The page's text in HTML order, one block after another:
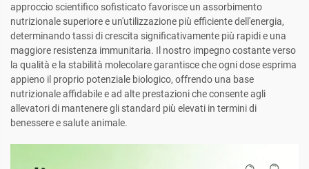
approccio scientifico sofisticato favorisce un assorbimento
nutrizionale superiore e un'utilizzazione più efficiente dell'energia,
determinando tassi di crescita significativamente più rapidi e una
maggiore resistenza immunitaria. Il nostro impegno costante verso
la qualità e la stabilità molecolare garantisce che ogni dose esprima
appieno il proprio potenziale biologico, offrendo una base
nutrizionale affidabile e ad alte prestazioni che consente agli
allevatori di mantenere gli standard più elevati in termini di
benessere e salute animale.